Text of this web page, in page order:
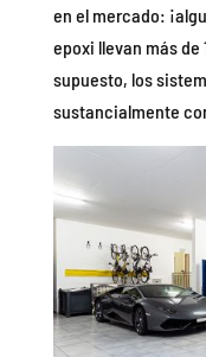
en el mercado:
epoxi llevan más de
supuesto, los
sustancialmente